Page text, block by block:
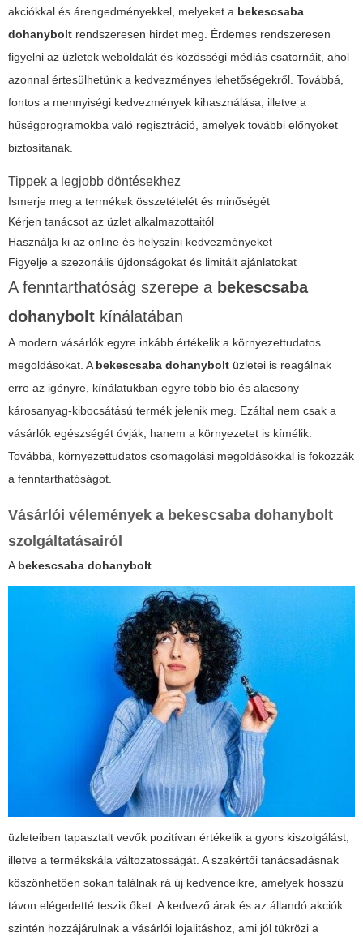
akciókkal és árengedményekkel, melyeket a bekescsaba
dohanybolt rendszeresen hirdet meg. Érdemes rendszeresen
figyelni az üzletek weboldalát és közösségi médiás csatornáit, ahol
azonnal értesülhetünk a kedvezményes lehetőségekről. Továbbá,
fontos a mennyiségi kedvezmények kihasználása, illetve a
hűségprogramokba való regisztráció, amelyek további előnyöket
biztosítanak.
Tippek a legjobb döntésekhez
Ismerje meg a termékek összetételét és minőségét
Kérjen tanácsot az üzlet alkalmazottaitól
Használja ki az online és helyszíni kedvezményeket
Figyelje a szezonális újdonságokat és limitált ajánlatokat
A fenntarthatóság szerepe a bekescsaba
dohanybolt kínálatában
A modern vásárlók egyre inkább értékelik a környezettudatos
megoldásokat. A bekescsaba dohanybolt üzletei is reagálnak
erre az igényre, kínálatukban egyre több bio és alacsony
károsanyag-kibocsátású termék jelenik meg. Ezáltal nem csak a
vásárlók egészségét óvják, hanem a környezetet is kímélik.
Továbbá, környezettudatos csomagolási megoldásokkal is fokozzák
a fenntarthatóságot.
Vásárlói vélemények a bekescsaba dohanybolt
szolgáltatásairól
A bekescsaba dohanybolt
üzleteiben tapasztalt vevők pozitívan értékelik a gyors kiszolgálást,
illetve a termékskála változatosságát. A szakértői tanácsadásnak
köszönhetően sokan találnak rá új kedvenceikre, amelyek hosszú
távon elégedetté teszik őket. A kedvező árak és az állandó akciók
szintén hozzájárulnak a vásárlói lojalitáshoz, ami jól tükrözi a